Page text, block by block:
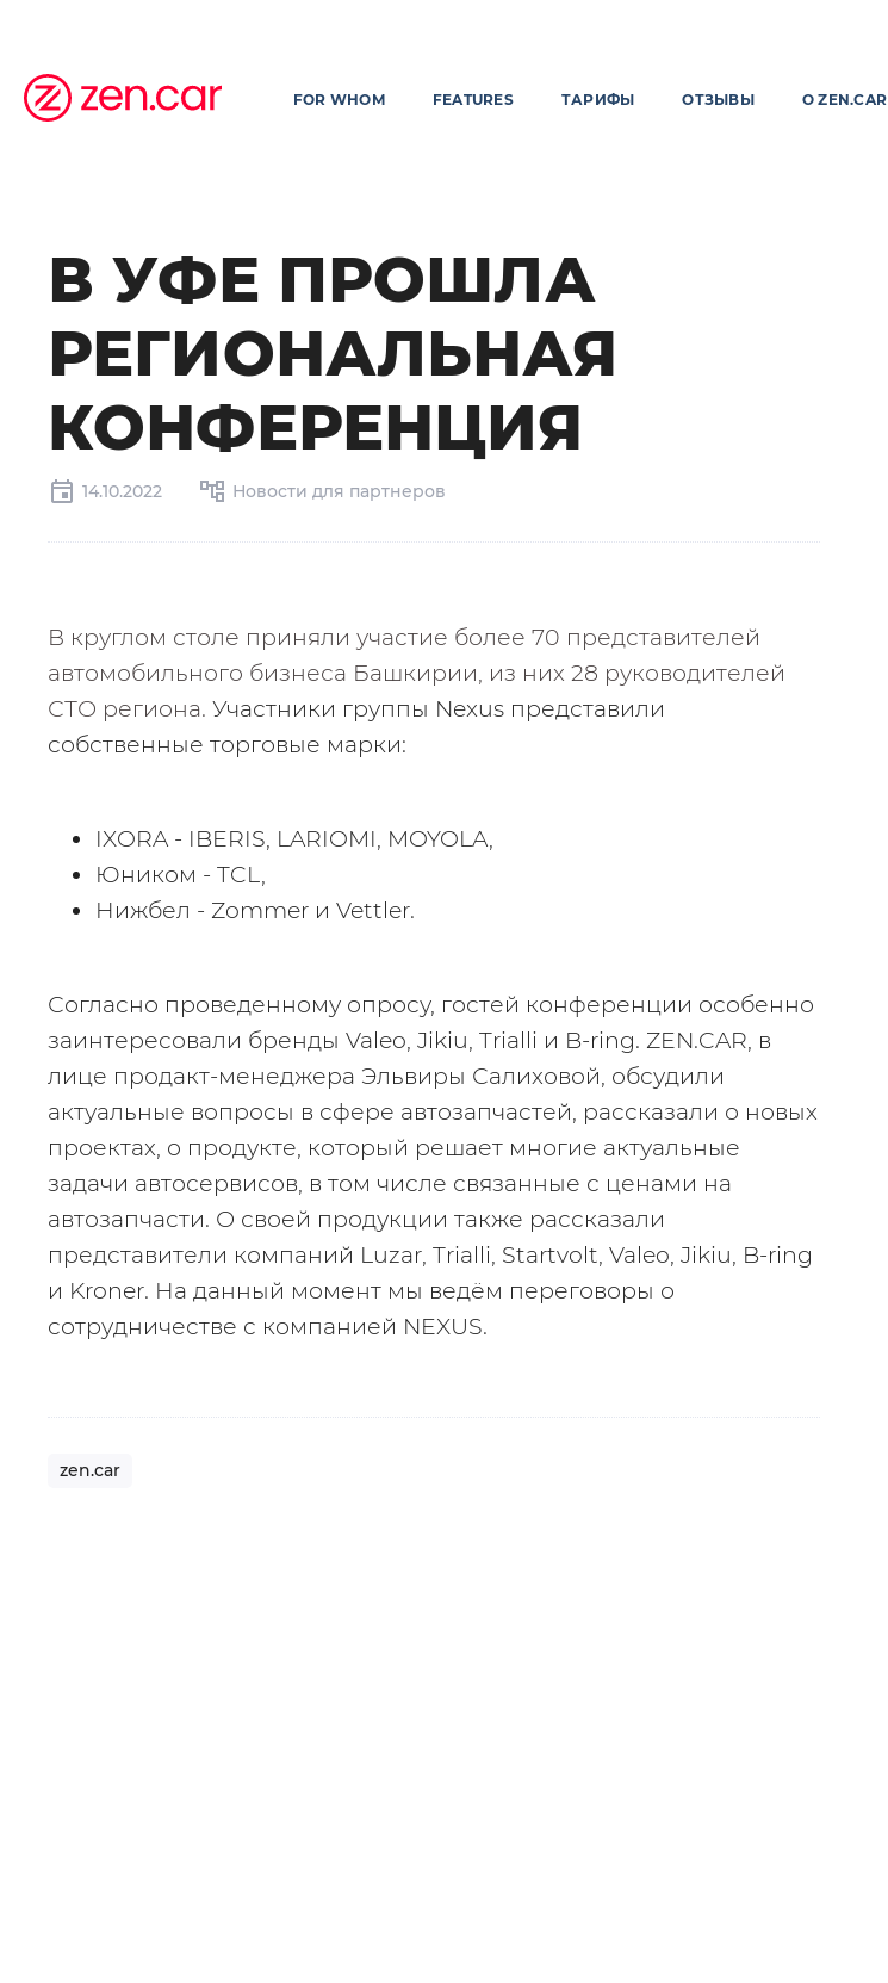
FOR WHOM FEATURES ТАРИФЫ ОТЗЫВЫ О ZEN.CAR
В УФЕ ПРОШЛА
РЕГИОНАЛЬНАЯ
КОНФЕРЕНЦИЯ
14.10.2022 Новости для партнеров
В круглом столе приняли участие более 70 представителей
автомобильного бизнеса Башкирии, из них 28 руководителей
СТО региона. Участники группы Nexus представили
собственные торговые марки:
IXORA - IBERIS, LARIOMI, MOYOLA,
Юником - TCL,
Нижбел - Zommer и Vettler.
Согласно проведенному опросу, гостей конференции особенно
заинтересовали бренды Valeo, Jikiu, Trialli и B-ring. ZEN.CAR, в
лице продакт-менеджера Эльвиры Салиховой, обсудили
актуальные вопросы в сфере автозапчастей, рассказали о новых
проектах, о продукте, который решает многие актуальные
задачи автосервисов, в том числе связанные с ценами на
автозапчасти. О своей продукции также рассказали
представители компаний Luzar, Trialli, Startvolt, Valeo, Jikiu, B-ring
и Kroner. На данный момент мы ведём переговоры о
сотрудничестве с компанией NEXUS.
zen.car